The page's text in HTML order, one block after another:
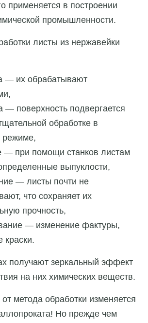
применяется в построении
промышленности.
листы из нержавейки
— их обрабатывают
— поверхность подвергается
обработке в
— при помощи станков листам
выпуклости,
— листы почти не
что сохраняет их
прочность,
— изменение фактуры,
краски.
получают зеркальный эффект
на них химических веществ.
метода обработки изменяется
Но прежде чем